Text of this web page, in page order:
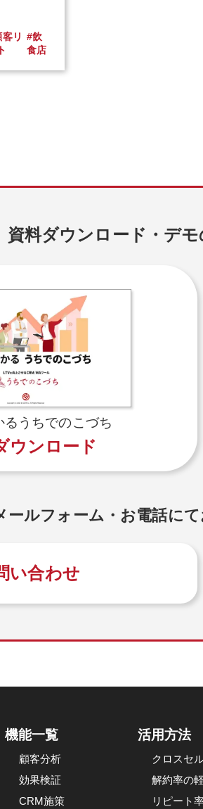
リ #飲
食店
資料ダウンロード・デ
るうちでのこづち
ウンロード
ールフォーム・お電話に
い合わせ
機能一覧
顧客分析
効果検証
CRM施策
活用方法
クロスセ
解約率の
リピート